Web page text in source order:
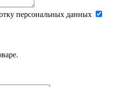
персональных данных